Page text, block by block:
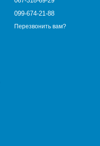
099-674-21-88
Перезвонить вам?